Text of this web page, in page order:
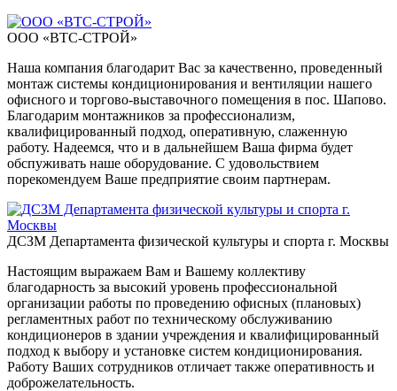
ООО «ВТС-СТРОЙ»
Наша компания благодарит Вас за качественно, проведенный
монтаж системы кондиционирования и вентиляции нашего
офисного и торгово-выставочного помещения в пос. Шапово.
Благодарим монтажников за профессионализм,
квалифицированный подход, оперативную, слаженную
работу. Надеемся, что и в дальнейшем Ваша фирма будет
обспуживать наше оборудование. С удовольствием
порекомендуем Ваше предприятие своим партнерам.
ДСЗМ Департамента физической культуры и спорта г. Москвы
Настоящим выражаем Вам и Вашему коллективу
благодарность за высокий уровень профессиональной
организации работы по проведению офисных (плановых)
регламентных работ по техническому обслуживанию
кондиционеров в здании учреждения и квалифицированный
подход к выбору и установке систем кондиционирования.
Работу Ваших сотрудников отличает также оперативность и
доброжелательность.